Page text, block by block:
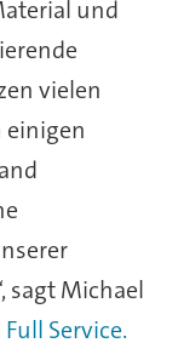
und
vielen
einigen
sagt Michael
Service.